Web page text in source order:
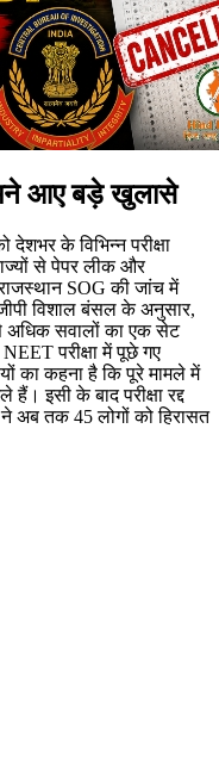
आए बड़े खुलासे
के विभिन्न परीक्षा
से पेपर लीक और
SOG की जांच में
विशाल बंसल के अनुसार,
अधिक सवालों का एक सेट
परीक्षा में पूछे गए
का कहना है कि पूरे मामले में
इसी के बाद परीक्षा रद्द
अब तक 45 लोगों को हिरासत